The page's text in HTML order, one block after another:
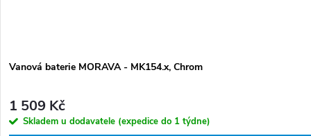
Vanová baterie MORAVA - MK154.x, Chrom
1 509 Kč
Skladem u dodavatele (expedice do 1 týdne)